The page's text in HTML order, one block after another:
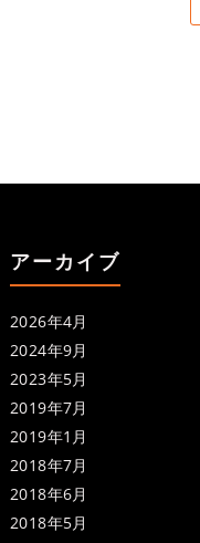
アーカイブ
2026年4月
2024年9月
2023年5月
2019年7月
2019年1月
2018年7月
2018年6月
2018年5月